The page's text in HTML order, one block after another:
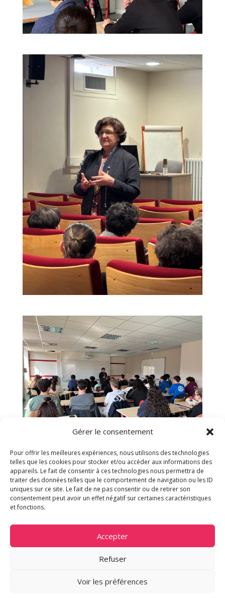
Gérer le consentement
Pour offrir les meilleures expériences, nous utilisons des technologies
telles que les cookies pour stocker et/ou accéder aux informations des
appareils. Le fait de consentir à ces technologies nous permettra de
traiter des données telles que le comportement de navigation ou les ID
uniques sur ce site. Le fait de ne pas consentir ou de retirer son
consentement peut avoir un effet négatif sur certaines caractéristiques
et fonctions.
Accepter
Refuser
Voir les préférences
F
ac
X T
h
a
W
h
at
s
A
Li
n
k
e
E
m
l